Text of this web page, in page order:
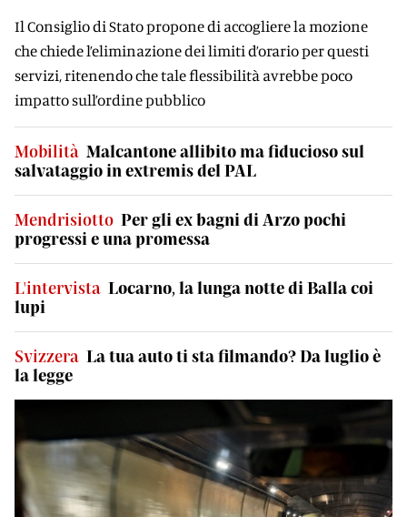
Il Consiglio di Stato propone di accogliere la mozione
che chiede l’eliminazione dei limiti d’orario per questi
servizi, ritenendo che tale flessibilità avrebbe poco
impatto sull’ordine pubblico
Mobilità Malcantone allibito ma fiducioso sul
salvataggio in extremis del PAL
Mendrisiotto Per gli ex bagni di Arzo pochi
progressi e una promessa
L'intervista Locarno, la lunga notte di Balla coi
lupi
Svizzera La tua auto ti sta filmando? Da luglio è
la legge